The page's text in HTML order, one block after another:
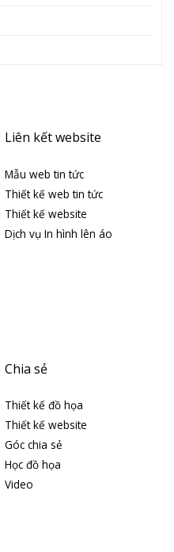
Liên kết website
Mẫu web tin tức
Thiết kế web tin tức
Thiết kế website
Dịch vụ In hình lên áo
Chia sẻ
Thiết kế đồ họa
Thiết kế website
Góc chia sẻ
Học đồ họa
Video